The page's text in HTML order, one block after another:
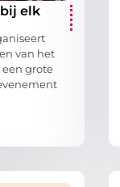
elk
van het
grote